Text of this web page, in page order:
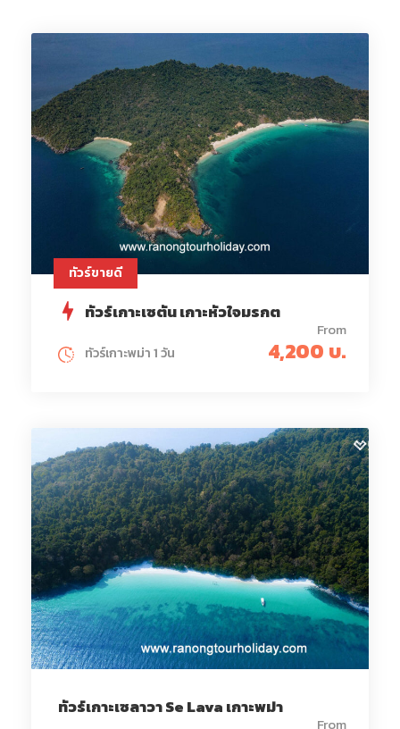
ทัวร์ขายดี
ทัวร์เกาะเซตัน เกาะหัวใจมรกต
From
4,200 บ.
ทัวร์เกาะพม่า 1 วัน
ทัวร์เกาะเซลาวา Se Lava เกาะพม่า
From